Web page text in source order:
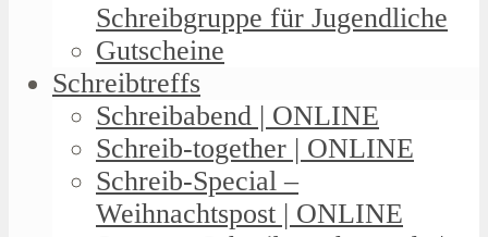
Schreibgruppe für Jugendliche
Gutscheine
Schreibtreffs
Schreibabend | ONLINE
Schreib-together | ONLINE
Schreib-Special –
Weihnachtspost | ONLINE